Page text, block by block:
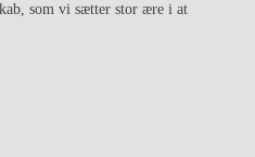
som vi sætter stor ære i at